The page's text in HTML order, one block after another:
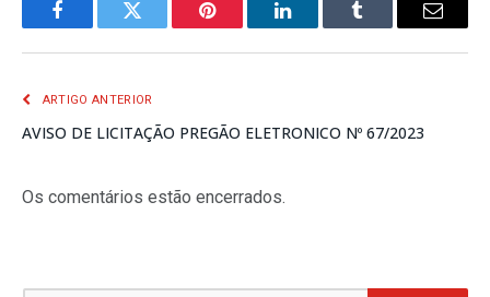
FacebookTwitter Pinterest LinkedInTumblr
E-
ARTIGO ANTERIOR
AVISO DE LICITAÇÃO PREGÃO ELETRONICO Nº 67/2023
Os comentários estão encerrados.